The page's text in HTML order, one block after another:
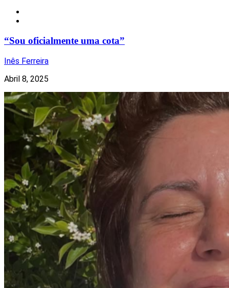
“Sou oficialmente uma cota”
Inês Ferreira
Abril 8, 2025